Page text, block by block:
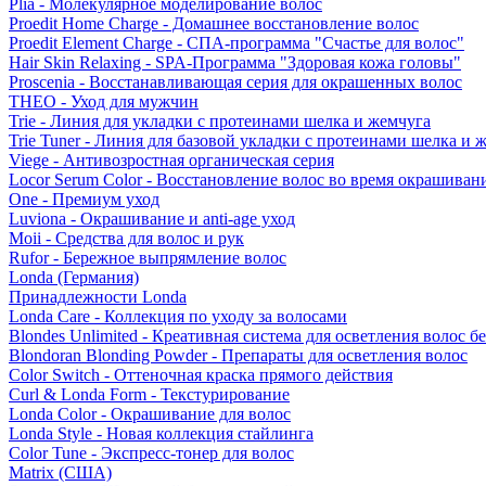
Plia - Молекулярное моделирование волос
Proedit Home Charge - Домашнее восстановление волос
Proedit Element Charge - СПА-программа "Счастье для волос"
Hair Skin Relaxing - SPA-Программа "Здоровая кожа головы"
Proscenia - Восстанавливающая серия для окрашенных волос
THEO - Уход для мужчин
Trie - Линия для укладки с протеинами шелка и жемчуга
Trie Tuner - Линия для базовой укладки с протеинами шелка и
Viege - Антивозростная органическая серия
Locor Serum Color - Восстановление волос во время
One - Премиум уход
Luviona - Окрашивание и anti-age уход
Moii - Средства для волос и рук
Rufor - Бережное выпрямление волос
Londa (Германия)
Принадлежности Londa
Londa Care - Коллекция по уходу за волосами
Blondes Unlimited - Креативная система для осветления волос
Blondoran Blonding Powder - Препараты для осветления волос
Color Switch - Оттеночная краска прямого действия
Curl & Londa Form - Текстурирование
Londa Color - Окрашивание для волос
Londa Style - Новая коллекция стайлинга
Color Tune - Экспресс-тонер для волос
Matrix (США)